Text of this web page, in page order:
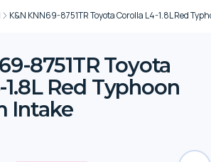
K&N KNN69-8751TR Toyota Corolla L4-1.8L Red
8751TR Toyota
Red Typhoon
Intake